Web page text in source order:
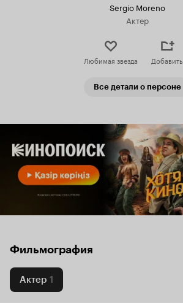
Sergio Moreno
Актер
Любимая звезда Добавить
Все детали о персоне
Фильмография
Актер 1